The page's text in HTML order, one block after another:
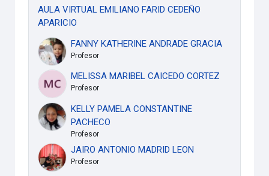
AULA VIRTUAL EMILIANO FARID CEDEÑO
APARICIO
FANNY KATHERINE ANDRADE GRACIA
Profesor
MELISSA MARIBEL CAICEDO CORTEZ
Profesor
KELLY PAMELA CONSTANTINE
PACHECO
Profesor
JAIRO ANTONIO MADRID LEON
Profesor